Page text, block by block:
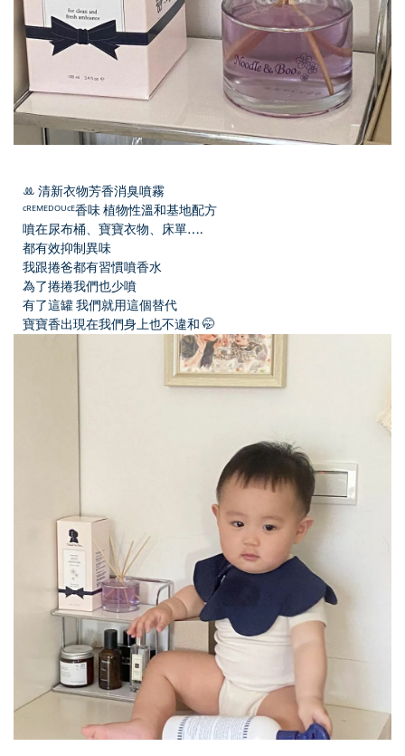
ꔛ 清新衣物芳香消臭噴霧
ᶜᴿᴱᴹᴱᴰᴼᵁᶜᴱ香味 植物性溫和基地配方
噴在尿布桶、寶寶衣物、床單….
都有效抑制異味
我跟捲爸都有習慣噴香水
為了捲捲我們也少噴
有了這罐 我們就用這個替代
寶寶香出現在我們身上也不違和 🤭